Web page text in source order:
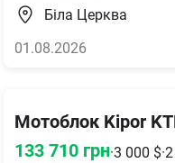
Біла Церква
01.08.2026
Мотоблок Kipor
133 710 грн·3 000 $·